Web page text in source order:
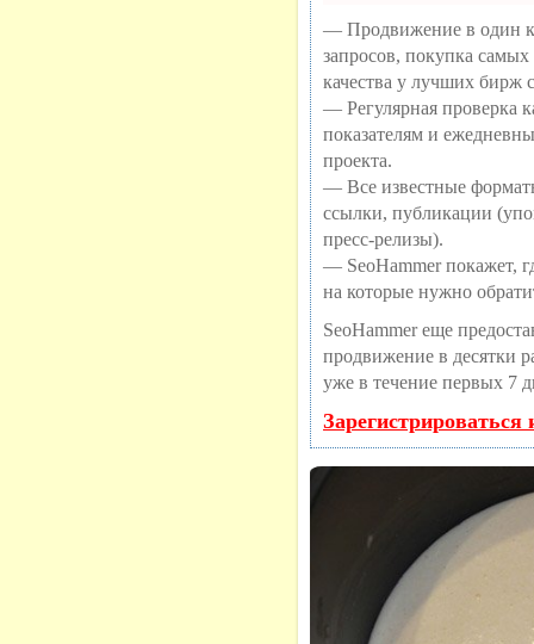
— Продвижение в один
запросов, покупка
качества у лучших бирж
— Регулярная проверка
показателям и
проекта.
— Все известные
ссылки, публикации
пресс-релизы).
— SeoHammer покажет,
на которые нужно
SeoHammer еще
продвижение в десятки
уже в течение первых 7